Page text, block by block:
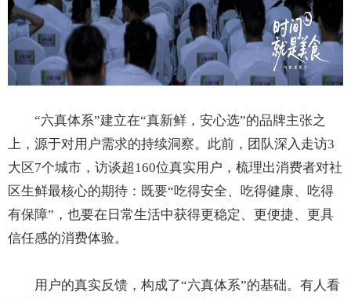
“六真体系”建立在“真新鲜，安心选”的品牌主张之
上，源于对用户需求的持续洞察。此前，团队深入走访3
大区7个城市，访谈超160位真实用户，梳理出消费者对社
区生鲜最核心的期待：既要“吃得安全、吃得健康、吃得
有保障”，也要在日常生活中获得更稳定、更便捷、更具
信任感的消费体验。
用户的真实反馈，构成了“六真体系”的基础。有人看